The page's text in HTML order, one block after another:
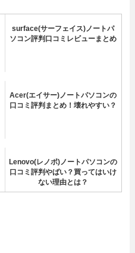
surface(サーフェイス)ノートパ
ソコン評判口コミレビューまとめ
Acer(エイサー)ノートパソコンの
口コミ評判まとめ！壊れやすい？
Lenovo(レノボ)ノートパソコンの
口コミ評判やばい？買ってはいけ
ない理由とは？